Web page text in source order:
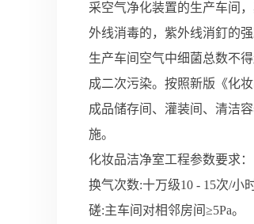
采空气净化装置的生产车间
外线消毒的，紫外线消釘的
生产车间空气中细菌总数不得
成二次污染。按照新版《化
成品储存间、灌装间、清洁
施。
化妆品洁净室工程参数要求：
换气次数:十万级10 - 15次/小
磋:主车间对相邻房间≥5Pa。